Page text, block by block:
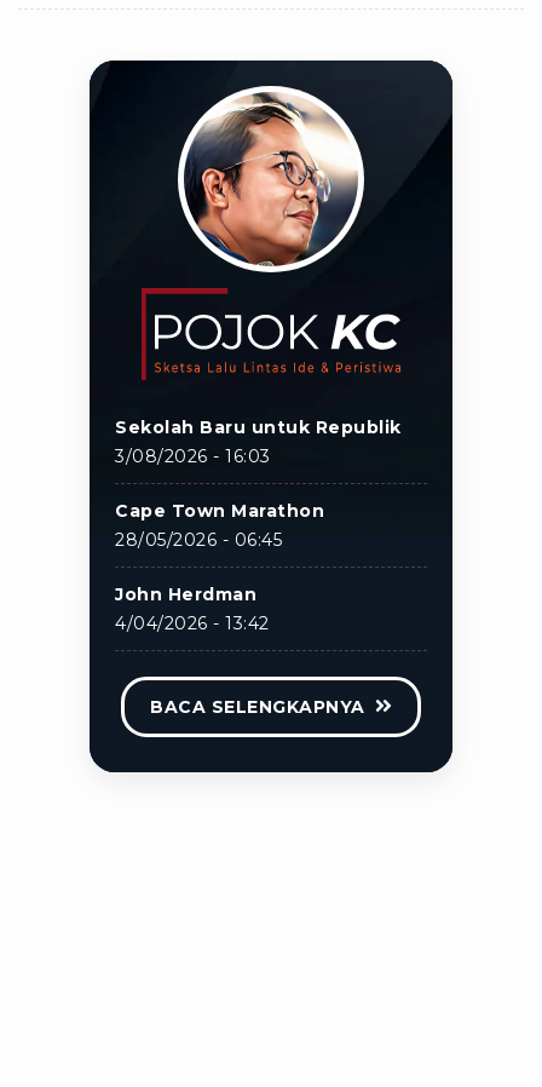
Sekolah Baru untuk Republik
3/08/2026 - 16:03
Cape Town Marathon
28/05/2026 - 06:45
John Herdman
4/04/2026 - 13:42
BACA SELENGKAPNYA